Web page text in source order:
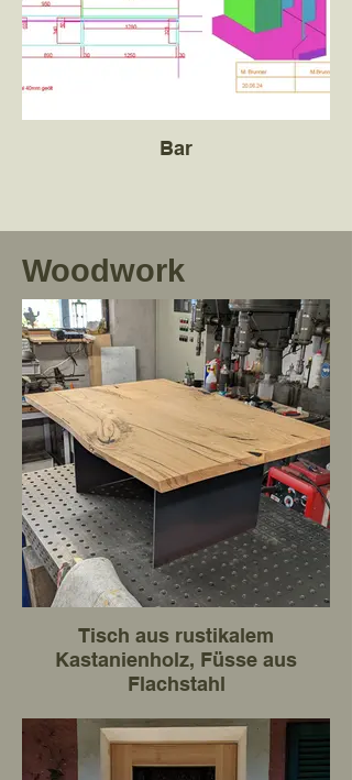
Bar
Woodwork
Tisch aus rustikalem
Kastanienholz, Füsse aus
Flachstahl